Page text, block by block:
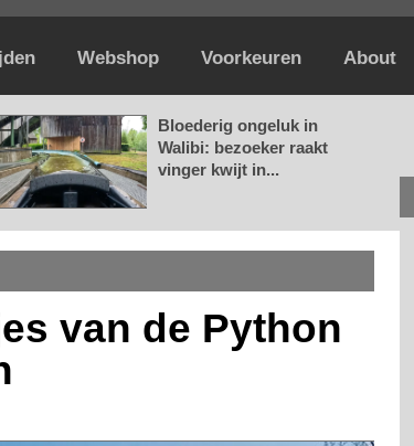
Webshop Voorkeuren About
Bloederig ongeluk in
Walibi: bezoeker raakt
vinger kwijt in...
van de Python